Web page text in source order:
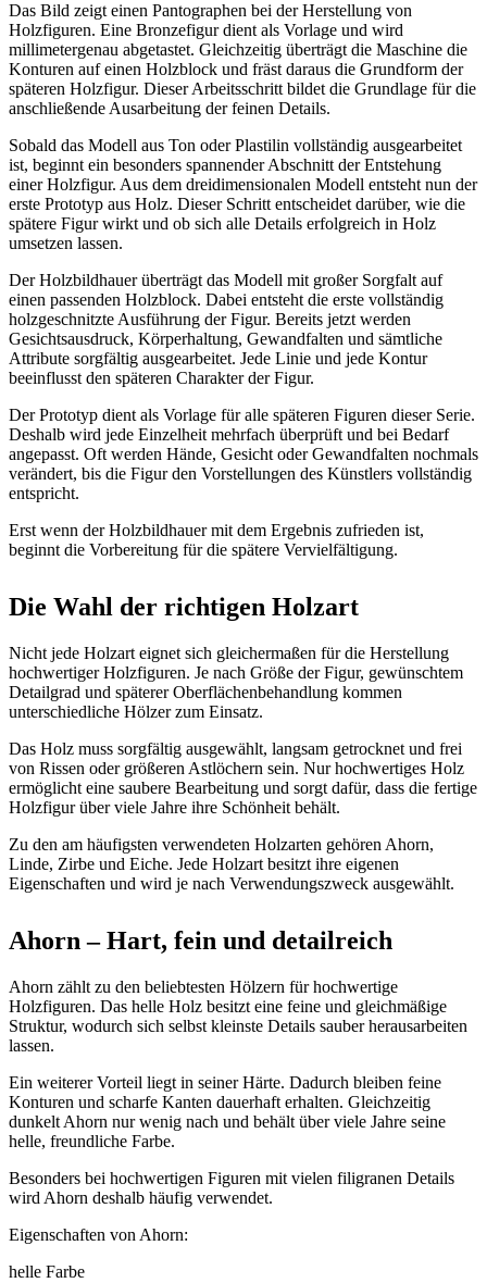
Das Bild zeigt einen Pantographen bei der Herstellung von
Holzfiguren. Eine Bronzefigur dient als Vorlage und wird
millimetergenau abgetastet. Gleichzeitig überträgt die Maschine die
Konturen auf einen Holzblock und fräst daraus die Grundform der
späteren Holzfigur. Dieser Arbeitsschritt bildet die Grundlage für die
anschließende Ausarbeitung der feinen Details.
Sobald das Modell aus Ton oder Plastilin vollständig ausgearbeitet
ist, beginnt ein besonders spannender Abschnitt der Entstehung
einer Holzfigur. Aus dem dreidimensionalen Modell entsteht nun der
erste Prototyp aus Holz. Dieser Schritt entscheidet darüber, wie die
spätere Figur wirkt und ob sich alle Details erfolgreich in Holz
umsetzen lassen.
Der Holzbildhauer überträgt das Modell mit großer Sorgfalt auf
einen passenden Holzblock. Dabei entsteht die erste vollständig
holzgeschnitzte Ausführung der Figur. Bereits jetzt werden
Gesichtsausdruck, Körperhaltung, Gewandfalten und sämtliche
Attribute sorgfältig ausgearbeitet. Jede Linie und jede Kontur
beeinflusst den späteren Charakter der Figur.
Der Prototyp dient als Vorlage für alle späteren Figuren dieser Serie.
Deshalb wird jede Einzelheit mehrfach überprüft und bei Bedarf
angepasst. Oft werden Hände, Gesicht oder Gewandfalten nochmals
verändert, bis die Figur den Vorstellungen des Künstlers vollständig
entspricht.
Erst wenn der Holzbildhauer mit dem Ergebnis zufrieden ist,
beginnt die Vorbereitung für die spätere Vervielfältigung.
Die Wahl der richtigen Holzart
Nicht jede Holzart eignet sich gleichermaßen für die Herstellung
hochwertiger Holzfiguren. Je nach Größe der Figur, gewünschtem
Detailgrad und späterer Oberflächenbehandlung kommen
unterschiedliche Hölzer zum Einsatz.
Das Holz muss sorgfältig ausgewählt, langsam getrocknet und frei
von Rissen oder größeren Astlöchern sein. Nur hochwertiges Holz
ermöglicht eine saubere Bearbeitung und sorgt dafür, dass die fertige
Holzfigur über viele Jahre ihre Schönheit behält.
Zu den am häufigsten verwendeten Holzarten gehören Ahorn,
Linde, Zirbe und Eiche. Jede Holzart besitzt ihre eigenen
Eigenschaften und wird je nach Verwendungszweck ausgewählt.
Ahorn – Hart, fein und detailreich
Ahorn zählt zu den beliebtesten Hölzern für hochwertige
Holzfiguren. Das helle Holz besitzt eine feine und gleichmäßige
Struktur, wodurch sich selbst kleinste Details sauber herausarbeiten
lassen.
Ein weiterer Vorteil liegt in seiner Härte. Dadurch bleiben feine
Konturen und scharfe Kanten dauerhaft erhalten. Gleichzeitig
dunkelt Ahorn nur wenig nach und behält über viele Jahre seine
helle, freundliche Farbe.
Besonders bei hochwertigen Figuren mit vielen filigranen Details
wird Ahorn deshalb häufig verwendet.
Eigenschaften von Ahorn:
helle Farbe